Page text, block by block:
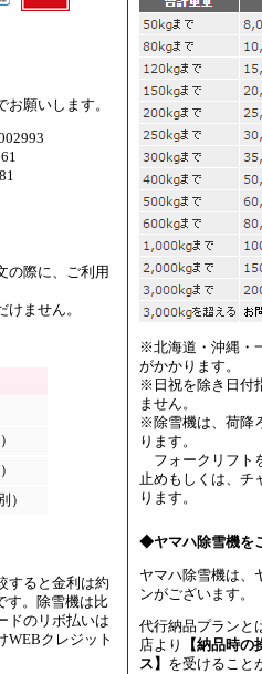
願いします。
の際に、ご利用
ません。
）
すると金利は約
す。除雪機は比
ドのリボ払いは
WEBクレジット
※北海道・沖縄・
がかかります。
※日祝を除き日付
ません。
※除雪機は、荷降
ります。
フォークリフト
止めもしくは、チ
ります。
◆ヤマハ除雪機を
ヤマハ除雪機は、
ンがございます。
代行納品プランと
店より
【納品時
ス】 を受けること